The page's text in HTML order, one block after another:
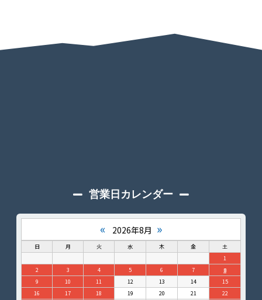
営業日カレンダー
« 2026年8月 »
日 月 火 水 木 金
土
1
2
3 4 5 6 7
8
9
10 11 12 13 14
15
16
17 18 19 20 21
22